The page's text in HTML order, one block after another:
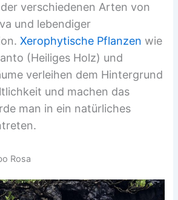
verschiedenen Arten von
und lebendiger
Xerophytische Pflanzen wie
(Heiliges Holz) und
verleihen dem Hintergrund
und machen das
man in ein natürliches
Rosa